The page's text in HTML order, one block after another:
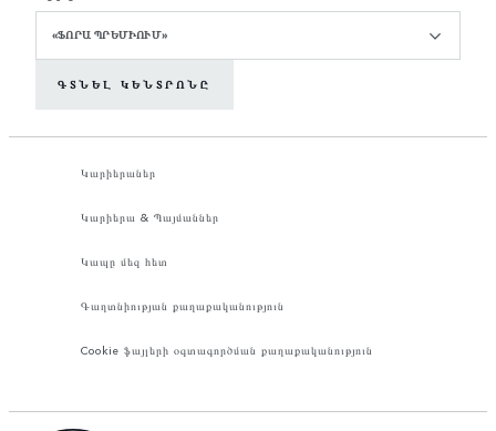
«ՖՈՐԱ ՊՐԵՄԻՈՒՄ»
ԳՏՆԵԼ ԿԵՆՏՐՈՆԸ
Կարիերաներ
Կարիերա & Պայմաններ
Կապը մեզ հետ
Գաղտնիության քաղաքականություն
Cookie ֆայլերի օգտագործման քաղաքականություն